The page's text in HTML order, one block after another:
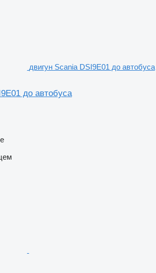
двигун Scania DSI9E01 до автобуса
до автобуса